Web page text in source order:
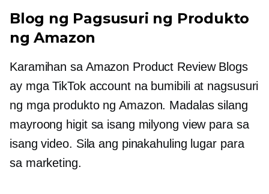
Blog ng Pagsusuri ng Produkto
ng Amazon
Karamihan sa Amazon Product Review Blogs
ay mga TikTok account na bumibili at nagsusuri
ng mga produkto ng Amazon. Madalas silang
mayroong higit sa isang milyong view para sa
isang video. Sila ang pinakahuling lugar para
sa marketing.